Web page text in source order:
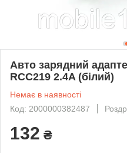
Авто зарядний
RCC219 2.4A (білий)
Немає в наявності
Код: 2000000382487
132 ₴